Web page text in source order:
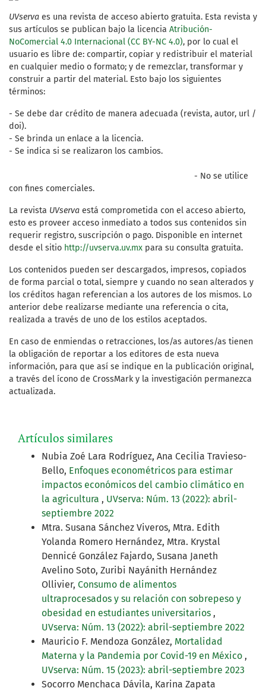
UVserva es una revista de acceso abierto gratuita. Esta revista y
sus artículos se publican bajo la licencia Atribución-
NoComercial 4.0 Internacional (CC BY-NC 4.0), por lo cual el
usuario es libre de: compartir, copiar y redistribuir el material
en cualquier medio o formato; y de remezclar, transformar y
construir a partir del material. Esto bajo los siguientes
términos:
- Se debe dar crédito de manera adecuada (revista, autor, url /
doi).
- Se brinda un enlace a la licencia.
- Se indica si se realizaron los cambios.
- No se utilice
con fines comerciales.
La revista UVserva está comprometida con el acceso abierto,
esto es proveer acceso inmediato a todos sus contenidos sin
requerir registro, suscripción o pago. Disponible en internet
desde el sitio http://uvserva.uv.mx para su consulta gratuita.
Los contenidos pueden ser descargados, impresos, copiados
de forma parcial o total, siempre y cuando no sean alterados y
los créditos hagan referencian a los autores de los mismos. Lo
anterior debe realizarse mediante una referencia o cita,
realizada a través de uno de los estilos aceptados.
En caso de enmiendas o retracciones, los/as autores/as tienen
la obligación de reportar a los editores de esta nueva
información, para que así se indique en la publicación original,
a través del ícono de CrossMark y la investigación permanezca
actualizada.
Artículos similares
Nubia Zoé Lara Rodríguez, Ana Cecilia Travieso-
Bello, Enfoques econométricos para estimar
impactos económicos del cambio climático en
la agricultura , UVserva: Núm. 13 (2022): abril-
septiembre 2022
Mtra. Susana Sánchez Viveros, Mtra. Edith
Yolanda Romero Hernández, Mtra. Krystal
Dennicé González Fajardo, Susana Janeth
Avelino Soto, Zuribi Nayánith Hernández
Ollivier, Consumo de alimentos
ultraprocesados y su relación con sobrepeso y
obesidad en estudiantes universitarios ,
UVserva: Núm. 13 (2022): abril-septiembre 2022
Mauricio F. Mendoza González, Mortalidad
Materna y la Pandemia por Covid-19 en México ,
UVserva: Núm. 15 (2023): abril-septiembre 2023
Socorro Menchaca Dávila, Karina Zapata